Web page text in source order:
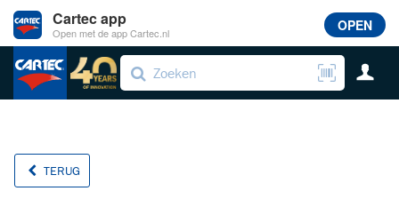
TERUG
Cartec app
Open met de app Cartec.nl OPEN